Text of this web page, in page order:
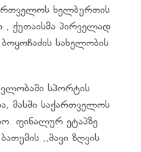
ხელბურთის
, ქუთაისმა პირველად
სახელობის
სპორტის
მასში საქართველოს
ფინალურ ეტაპზე
,,შავი ზღვის